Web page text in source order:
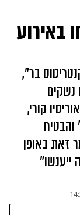
באירוע
בר",
קורי,
זאת באופן